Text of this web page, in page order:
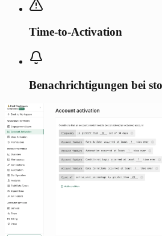
Time-to-Activation
Benachrichtigungen bei